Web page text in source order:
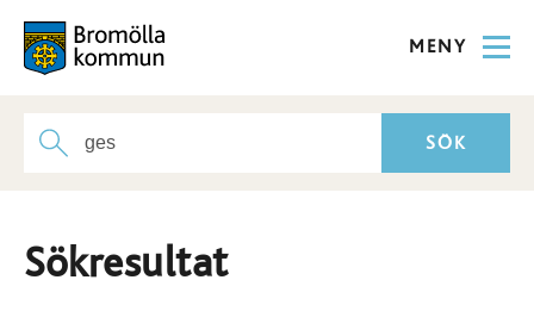
MENY
Sökresultat